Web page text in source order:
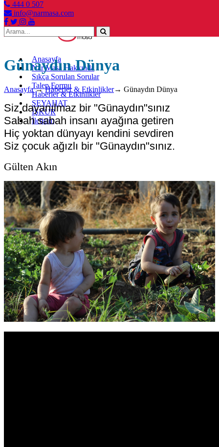
444 0 507
info@narmasa.com
Toggle
navigation
Anasayfa
Nar Masa Hakkında
Sıkça Sorulan Sorular
Talep Formu
Haberler & Etkinlikler
SEYAHAT
İŞKUR
İletişim
Günaydın Dünya
Anasayfa→ Haberler & Etkinlikler→ Günaydın Dünya
Siz dayanılmaz bir "Günaydın"sınız
Sabah sabah insanı ayağına getiren
Hiç yoktan dünyayı kendini sevdiren
Siz çocuk ağızlı bir "Günaydın"sınız.
Gülten Akın